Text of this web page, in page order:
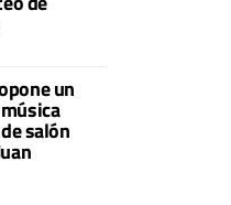
un
salón